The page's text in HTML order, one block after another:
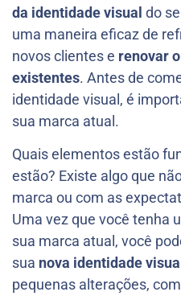
da identidade visual do
uma maneira eficaz de
novos clientes e renovar
existentes. Antes de
identidade visual, é
sua marca atual.
Quais elementos estão
estão? Existe algo que
marca ou com as
Uma vez que você tenha
sua marca atual, você
sua nova identidade visual
pequenas alterações,